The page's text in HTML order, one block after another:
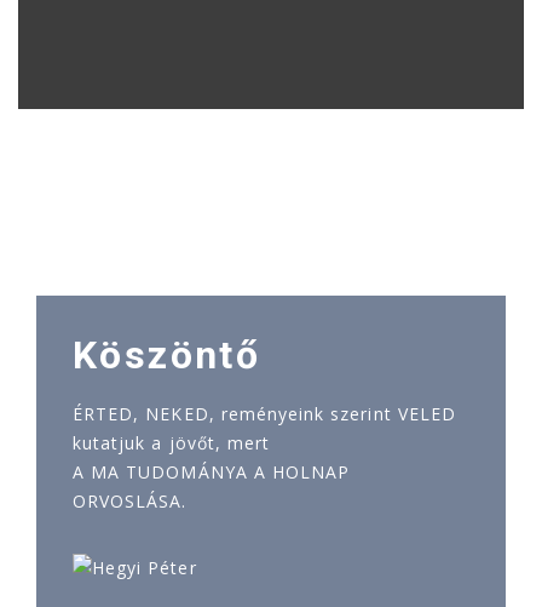
Köszöntő
ÉRTED, NEKED, reményeink szerint VELED
kutatjuk a jövőt, mert
A MA TUDOMÁNYA A HOLNAP
ORVOSLÁSA.